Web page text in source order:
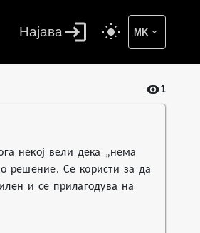
Најава MK
1
некој вели дека „нема
решение. Се користи за да
и се прилагодува на